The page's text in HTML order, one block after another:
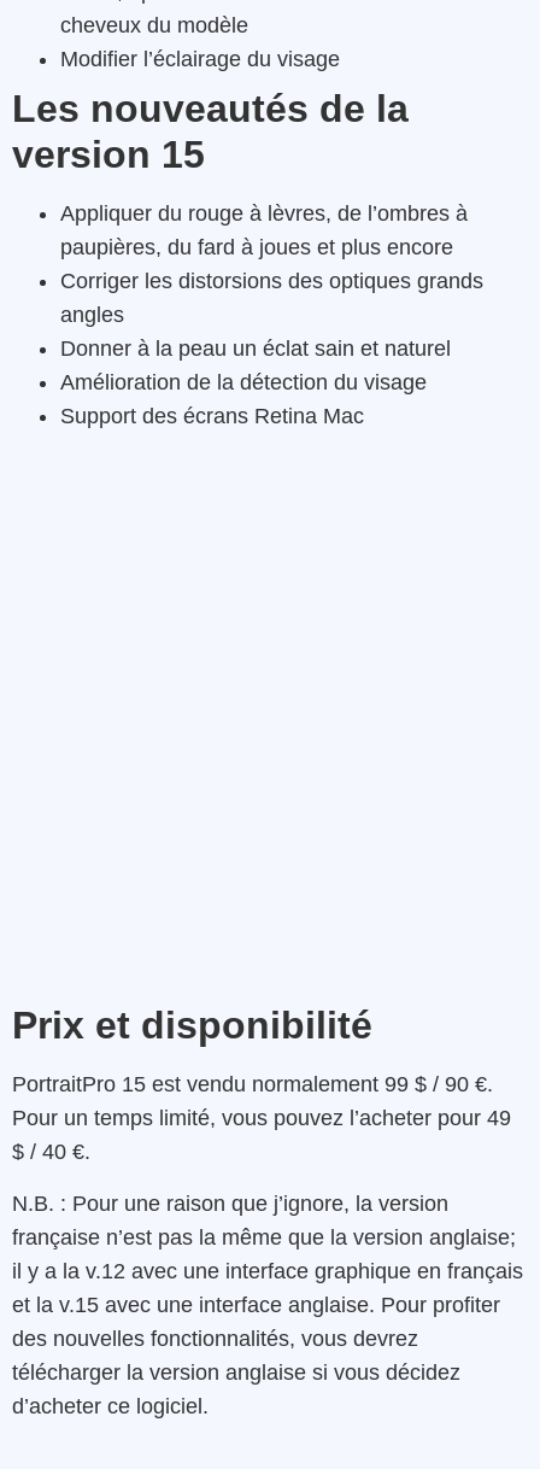
cheveux du modèle
Modifier l’éclairage du visage
Les nouveautés de la
version 15
Appliquer du rouge à lèvres, de l’ombres à
paupières, du fard à joues et plus encore
Corriger les distorsions des optiques grands
angles
Donner à la peau un éclat sain et naturel
Amélioration de la détection du visage
Support des écrans Retina Mac
Prix et disponibilité
PortraitPro 15 est vendu normalement 99 $ / 90 €.
Pour un temps limité, vous pouvez l’acheter pour 49
$ / 40 €.
N.B. : Pour une raison que j’ignore, la version
française n’est pas la même que la version anglaise;
il y a la v.12 avec une interface graphique en français
et la v.15 avec une interface anglaise. Pour profiter
des nouvelles fonctionnalités, vous devrez
télécharger la version anglaise si vous décidez
d’acheter ce logiciel.